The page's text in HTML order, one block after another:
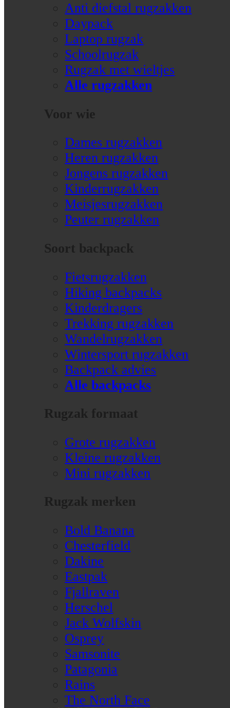
Anti diefstal rugzakken
Daypack
Laptop rugzak
Schoolrugzak
Rugzak met wieltjes
Alle rugzakken
Voor wie
Dames rugzakken
Heren rugzakken
Jongens rugzakken
Kinderrugzakken
Meisjesrugzakken
Peuter rugzakken
Soort backpack
Fietsrugzakken
Hiking backpacks
Kinderdragers
Trekking rugzakken
Wandelrugzakken
Wintersport rugzakken
Backpack advies
Alle backpacks
Rugzak formaat
Grote rugzakken
Kleine rugzakken
Mini rugzakken
Rugzak merken
Bold Banana
Chesterfield
Dakine
Eastpak
Fjallraven
Herschel
Jack Wolfskin
Osprey
Samsonite
Patagonia
Rains
The North Face